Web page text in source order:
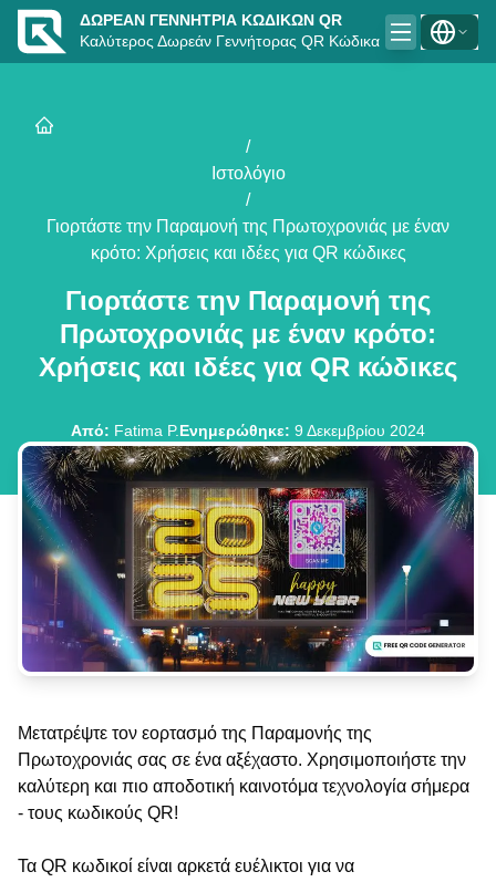
ΔΩΡΕΆΝ ΓΕΝΝΉΤΡΙΑ ΚΩΔΙΚΏΝ QR
Καλύτερος Δωρεάν Γεννήτορας QR Κώδικα
/
Ιστολόγιο
/
Γιορτάστε την Παραμονή της Πρωτοχρονιάς με έναν
κρότο: Χρήσεις και ιδέες για QR κώδικες
Γιορτάστε την Παραμονή της
Πρωτοχρονιάς με έναν κρότο:
Χρήσεις και ιδέες για QR κώδικες
Από: Fatima P.Ενημερώθηκε: 9 Δεκεμβρίου 2024
Μετατρέψτε τον εορτασμό της Παραμονής της
Πρωτοχρονιάς σας σε ένα αξέχαστο. Χρησιμοποιήστε την
καλύτερη και πιο αποδοτική καινοτόμα τεχνολογία σήμερα
- τους κωδικούς QR!
Τα QR κωδικοί είναι αρκετά ευέλικτοι για να